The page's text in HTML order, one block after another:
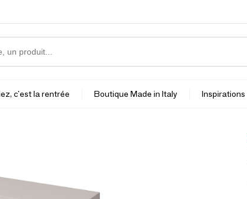
c'est la rentrée Boutique Made in Italy Inspirations